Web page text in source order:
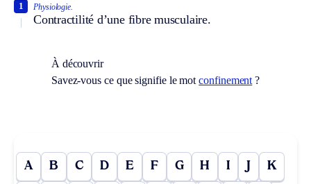
Physiologie.
Contractilité d’une fibre musculaire.
1
À découvrir
Savez-vous ce que signifie le motconfinement ?
A B C D E F G H I J K